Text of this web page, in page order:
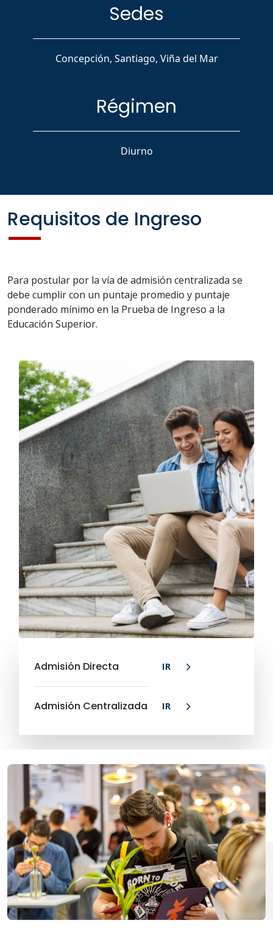
Sedes
Concepción, Santiago, Viña del Mar
Régimen
Diurno
Requisitos de Ingreso
Para postular por la vía de admisión centralizada se
debe cumplir con un puntaje promedio y puntaje
ponderado mínimo en la Prueba de Ingreso a la
Educación Superior.
Admisión Directa IR
Admisión Centralizada IR